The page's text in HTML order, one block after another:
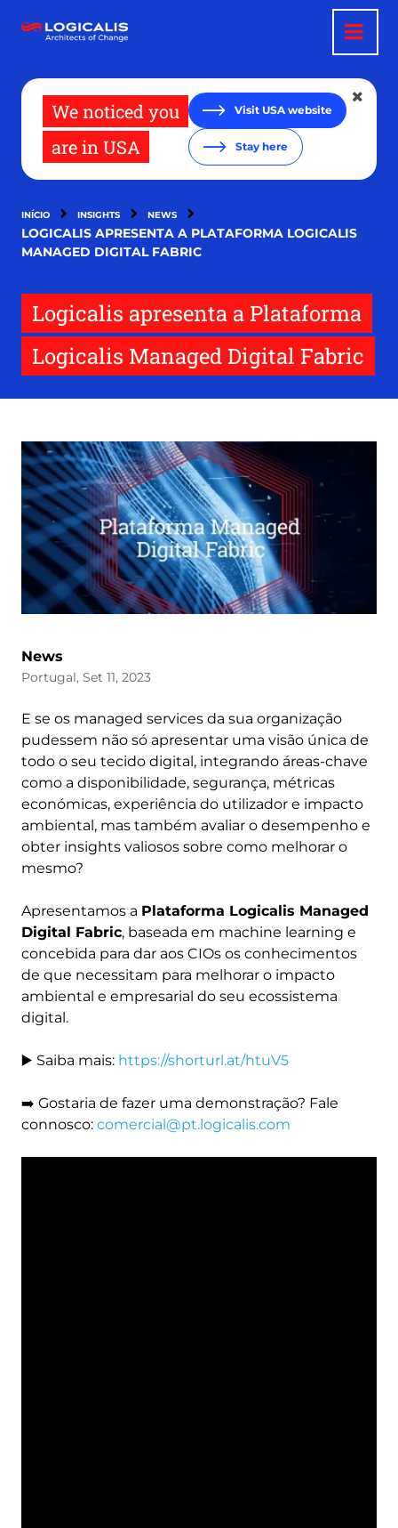
para
We noticed you
are in USA
Visit USA website
Stay here
INÍCIO INSIGHTS NEWS
LOGICALIS APRESENTA A PLATAFORMA LOGICALIS
MANAGED DIGITAL FABRIC
Logicalis apresenta a Plataforma
Logicalis Managed Digital Fabric
News
Portugal, Set 11, 2023
E se os managed services da sua organização
pudessem não só apresentar uma visão única de
todo o seu tecido digital, integrando áreas-chave
como a disponibilidade, segurança, métricas
económicas, experiência do utilizador e impacto
ambiental, mas também avaliar o desempenho e
obter insights valiosos sobre como melhorar o
mesmo?
Apresentamos a Plataforma Logicalis Managed
Digital Fabric, baseada em machine learning e
concebida para dar aos CIOs os conhecimentos
de que necessitam para melhorar o impacto
ambiental e empresarial do seu ecossistema
digital.
▶️ Saiba mais: https://shorturl.at/htuV5
➡️ Gostaria de fazer uma demonstração? Fale
connosco: comercial@pt.logicalis.com